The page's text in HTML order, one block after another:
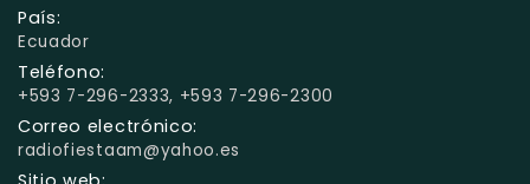
País:
Ecuador
Teléfono:
+593 7-296-2333, +593 7-296-2300
Correo electrónico:
radiofiestaam@yahoo.es